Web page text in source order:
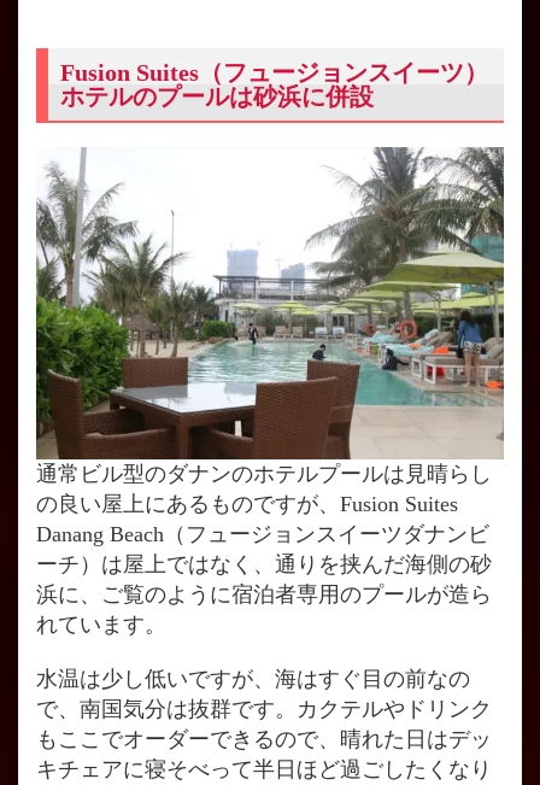
Fusion Suites（フュージョンスイーツ）
ホテルのプールは砂浜に併設
通常ビル型のダナンのホテルプールは見晴らし
の良い屋上にあるものですが、Fusion Suites
Danang Beach（フュージョンスイーツダナンビ
ーチ）は屋上ではなく、通りを挟んだ海側の砂
浜に、ご覧のように宿泊者専用のプールが造ら
れています。
水温は少し低いですが、海はすぐ目の前なの
で、南国気分は抜群です。カクテルやドリンク
もここでオーダーできるので、晴れた日はデッ
キチェアに寝そべって半日ほど過ごしたくなり